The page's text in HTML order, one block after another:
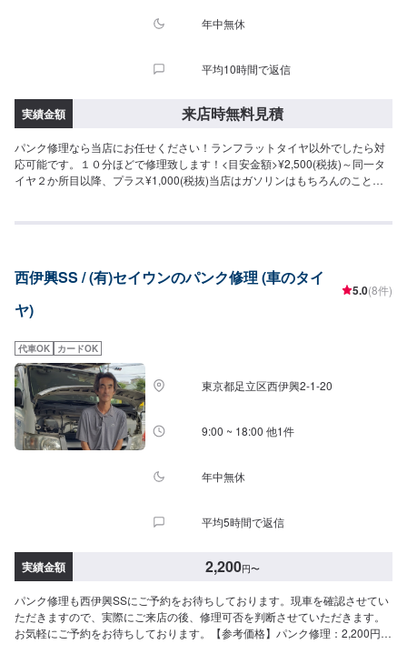
年中無休
平均10時間で返信
実績金額 来店時無料見積
パンク修理なら当店にお任せください！ランフラットタイヤ以外でしたら対
応可能です。１０分ほどで修理致します！<目安金額>¥2,500(税抜)～同一タ
イヤ２か所目以降、プラス¥1,000(税抜)当店はガソリンはもちろんのこと、
ンタカーもやっております！また、ENEOSアプリをダウンロードしていただ
客様の愛車のメンテナンスは当店にお任せください。
西伊興SS / (有)セイウンのパンク修理 (車のタイ
ヤ)
5.0(8件)
代車OK カードOK
東京都足立区西伊興2-1-20
9:00 ~ 18:00 他1件
年中無休
平均5時間で返信
実績金額 2,200円〜
パンク修理も西伊興SSにご予約をお待ちしております。現車を確認させてい
ただきますので、実際にご来店の後、修理可否を判断させていただきます。
お気軽にご予約をお待ちしております。【参考価格】パンク修理：2,200円/